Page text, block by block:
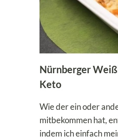
Nürnberger
Keto
Wie der ein oder
mitbekommen hat,
indem ich einfach